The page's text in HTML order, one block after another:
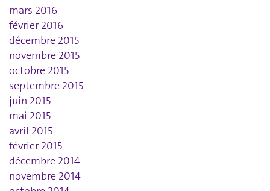
mars 2016
février 2016
décembre 2015
novembre 2015
octobre 2015
septembre 2015
juin 2015
mai 2015
avril 2015
février 2015
décembre 2014
novembre 2014